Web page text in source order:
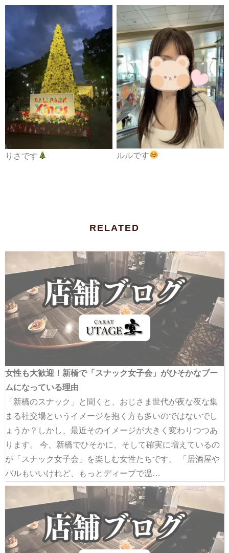
りさです ルルです
RELATED
女性も大歓迎！新橋で「スナック女子会」がひそかなブー
ムになっている理由
「新橋のスナック」と聞くと、おじさま世代が夜な夜な集
まる社交場というイメージを抱く方も多いのではないでし
ょうか？しかし、最近そのイメージが大きく変わりつつあ
ります。 今、新橋でひそかに、そして確実に増えているの
が「スナック女子会」を楽しむ女性たちです。 「居酒屋や
バルもいいけれど、もっとディープで温…